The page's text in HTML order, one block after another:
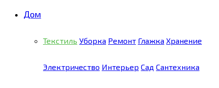
Дом
Текстиль Уборка Ремонт Глажка Хранение
Электричество Интерьер Сад Сантехника